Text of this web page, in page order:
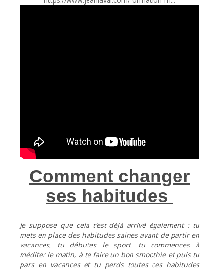
Comment changer
ses habitudes
Je suppose que cela t’est déjà arrivé également : tu
mets en place des habitudes saines avant de partir en
vacances, tu débutes le sport, tu commences à
méditer le matin, à te faire un bon smoothie et puis tu
pars en vacances et tu perds toutes ces habitudes